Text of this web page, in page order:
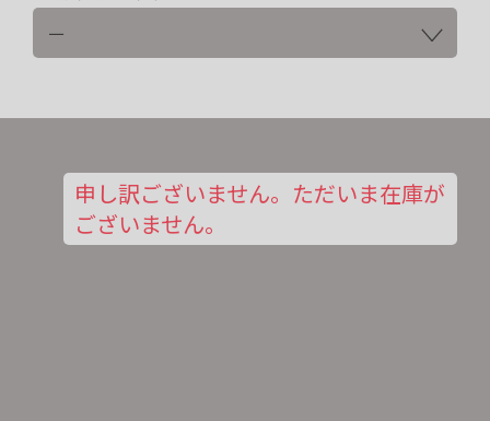
申し訳ございません。ただいま在庫が
ございません。